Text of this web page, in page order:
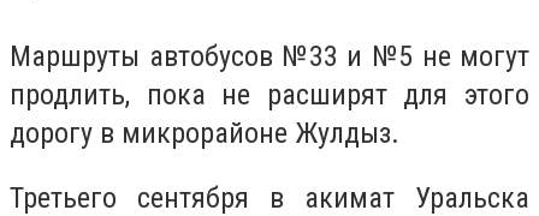
Маршруты автобусов №33 и №5 не могут
продлить, пока не расширят для этого
дорогу в микрорайоне Жулдыз.
Третьего сентября в акимат Уральска